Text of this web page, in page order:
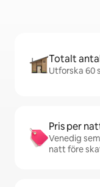
Totalt
Utforska 60
Pris per
Venedig
natt före